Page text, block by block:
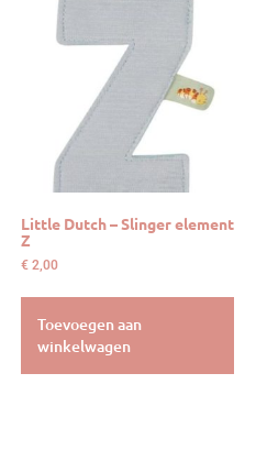
Little Dutch – Slinger element
Z
€ 2,00
Toevoegen aan
winkelwagen